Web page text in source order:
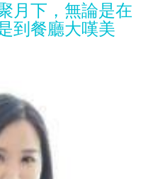
月下，無論是在
到餐廳大嘆美